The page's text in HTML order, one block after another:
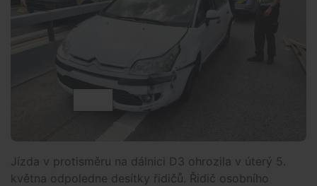
Jízda v protisměru na dálnici D3 ohrozila v úterý 5.
května odpoledne desítky řidičů. Řidič osobního